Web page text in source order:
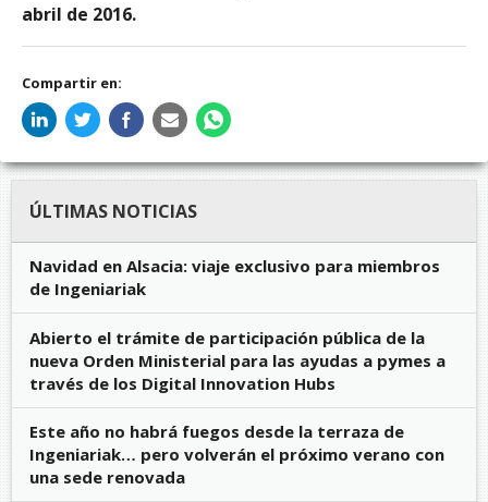
abril de 2016.
Compartir en:
ÚLTIMAS NOTICIAS
Navidad en Alsacia: viaje exclusivo para miembros
de Ingeniariak
Abierto el trámite de participación pública de la
nueva Orden Ministerial para las ayudas a pymes a
través de los Digital Innovation Hubs
Este año no habrá fuegos desde la terraza de
Ingeniariak… pero volverán el próximo verano con
una sede renovada